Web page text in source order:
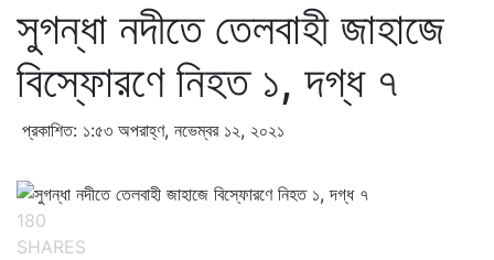
সুগন্ধা নদীতে তেলবাহী জাহাজে
বিস্ফোরণে নিহত ১, দগ্ধ ৭
প্রকাশিত: ১:৫৩ অপরাহ্ণ, নভেম্বর ১২, ২০২১
180
SHARES